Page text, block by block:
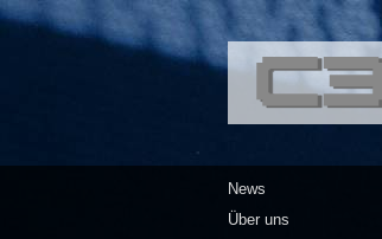
<<</
News
Über uns